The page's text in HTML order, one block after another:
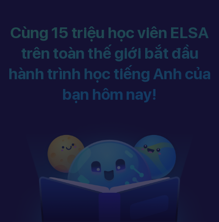
Cùng 15 triệu học viên ELSA
trên toàn thế giới bắt đầu
hành trình học tiếng Anh của
bạn hôm nay!